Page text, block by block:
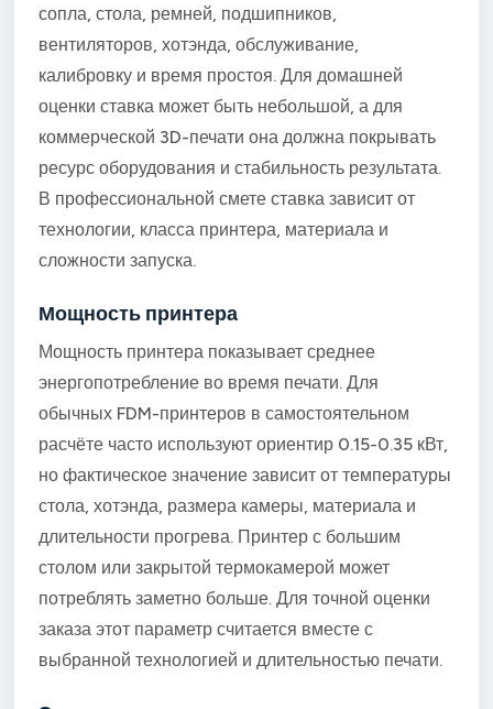
сопла, стола, ремней, подшипников,
вентиляторов, хотэнда, обслуживание,
калибровку и время простоя. Для домашней
оценки ставка может быть небольшой, а для
коммерческой 3D-печати она должна покрывать
ресурс оборудования и стабильность результата.
В профессиональной смете ставка зависит от
технологии, класса принтера, материала и
сложности запуска.
Мощность принтера
Мощность принтера показывает среднее
энергопотребление во время печати. Для
обычных FDM-принтеров в самостоятельном
расчёте часто используют ориентир 0.15-0.35 кВт,
но фактическое значение зависит от температуры
стола, хотэнда, размера камеры, материала и
длительности прогрева. Принтер с большим
столом или закрытой термокамерой может
потреблять заметно больше. Для точной оценки
заказа этот параметр считается вместе с
выбранной технологией и длительностью печати.